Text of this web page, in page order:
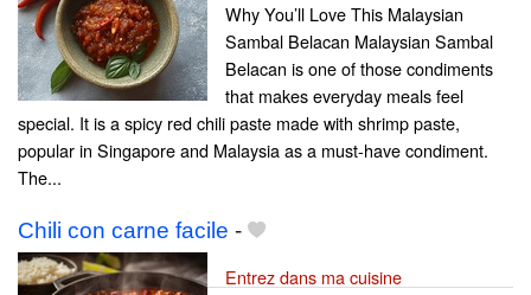
Why You’ll Love This Malaysian
Sambal Belacan Malaysian Sambal
Belacan is one of those condiments
that makes everyday meals feel
special. It is a spicy red chili paste made with shrimp paste,
popular in Singapore and Malaysia as a must-have condiment.
The...
Chili con carne facile -
Entrez dans ma cuisine